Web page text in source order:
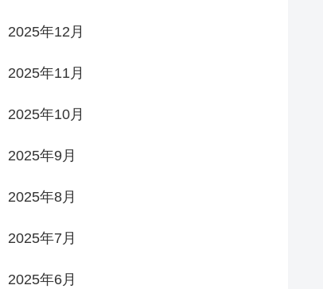
2025年12月
2025年11月
2025年10月
2025年9月
2025年8月
2025年7月
2025年6月